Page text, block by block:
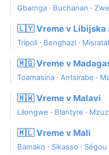
Gbarnga · Buchanan ·
🇱🇾 Vreme v Libijska
Tripoli · Benghazi ·
🇲🇬 Vreme v
Toamasina · Antsirabe ·
🇲🇼 Vreme v Malavi
Lilongwe · Blantyre ·
🇲🇱 Vreme v Mali
Bamako · Sikasso · Ségou